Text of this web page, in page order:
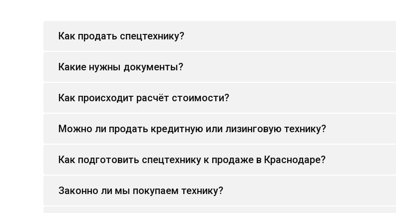
Как продать спецтехнику?
Какие нужны документы?
Как происходит расчёт стоимости?
Можно ли продать кредитную или лизинговую технику?
Как подготовить спецтехнику к продаже в Краснодаре?
Законно ли мы покупаем технику?